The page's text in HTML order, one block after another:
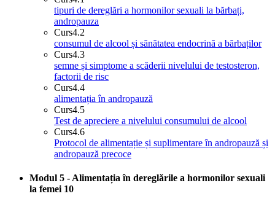
tipuri de dereglări a hormonilor sexuali la bărbați,
andropauza
Curs4.2
consumul de alcool și sănătatea endocrină a bărbaților
Curs4.3
semne și simptome a scăderii nivelului de testosteron,
factorii de risc
Curs4.4
alimentația în andropauză
Curs4.5
Test de apreciere a nivelului consumului de alcool
Curs4.6
Protocol de alimentație și suplimentare în andropauză și
andropauză precoce
Modul 5 - Alimentația în dereglările a hormonilor sexuali
la femei 10